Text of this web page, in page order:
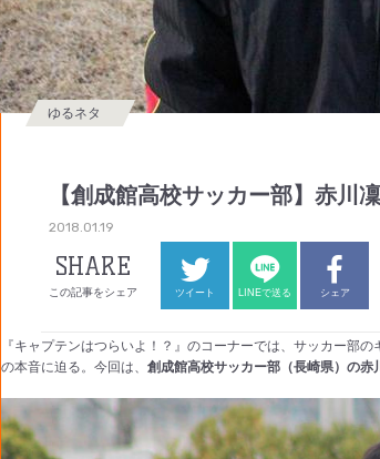
【創成館高校サッカー部】赤川
ゆるネタ
2018.01.19
SHARE
この記事をシェア ツイート LINEで送る シェア
『キャプテンはつらいよ！？』のコーナーでは、サッカー部
の本音に迫る。今回は、 創成館高校サッカー部（長崎県）の赤